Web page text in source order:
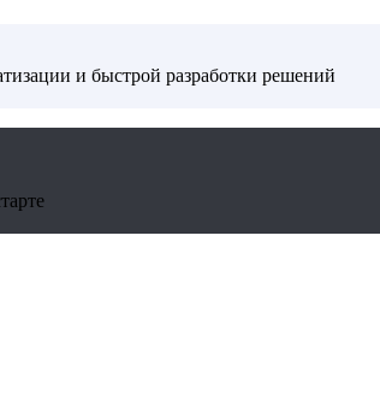
и быстрой разработки решений